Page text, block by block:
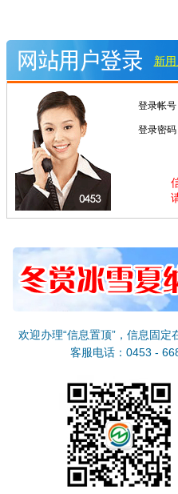
新
登录帐号
登录密码
欢迎办理“信息置顶”，信息固
客服电话：0453 -